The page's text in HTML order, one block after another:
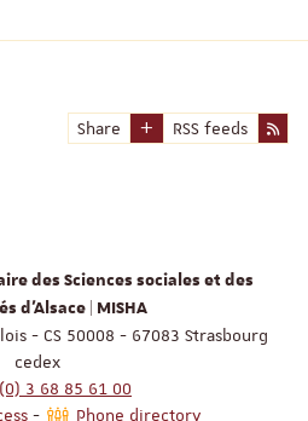
Share RSS feeds
des Sciences sociales et des
d'Alsace | MISHA
- CS 50008 - 67083 Strasbourg
cedex
3 68 85 61 00
Phone directory